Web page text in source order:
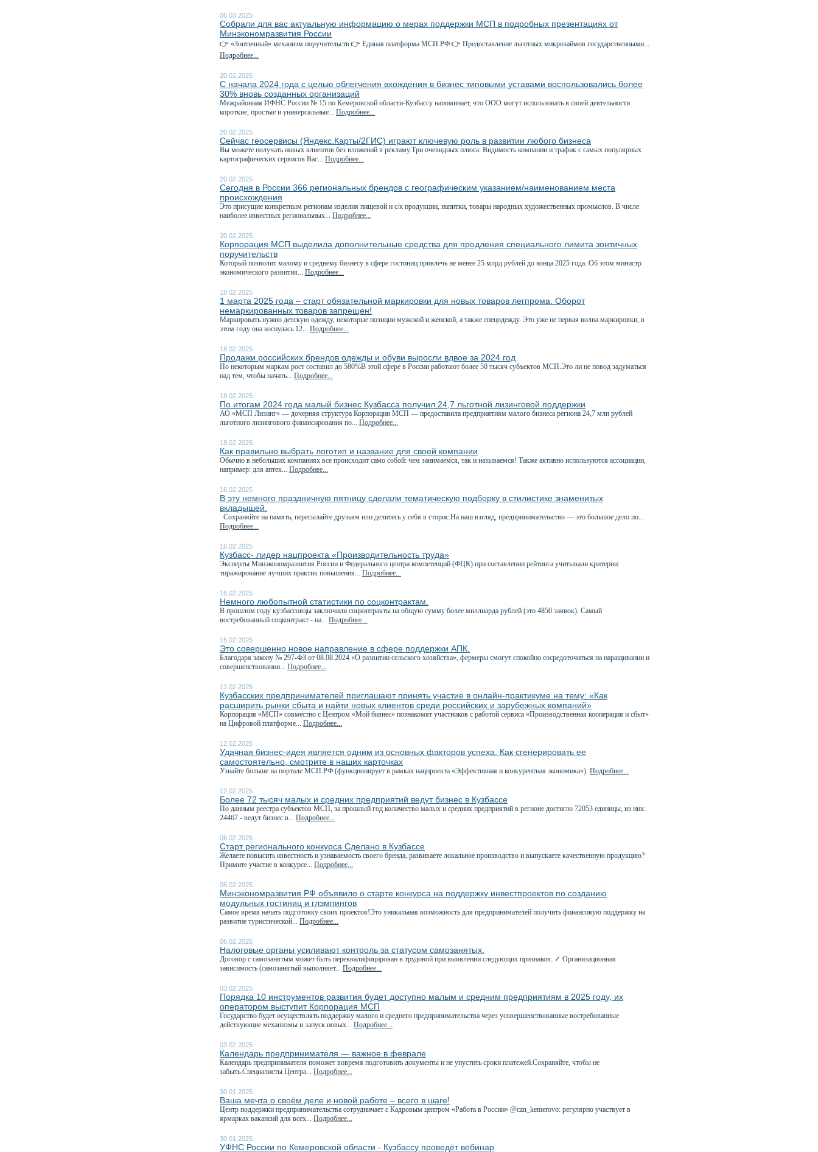
06.03.2025
Собрали для вас актуальную информацию о мерах поддержки МСП в подробных презентациях от
Минэкономразвития России
👉 «Зонтичный» механизм поручительств 👉 Единая платформа МСП.РФ 👉 Предоставление льготных микрозаймов государственными...
Подробнее...
20.02.2025
С начала 2024 года с целью облегчения вхождения в бизнес типовыми уставами воспользовались более
30% вновь созданных организаций
Межрайонная ИФНС России № 15 по Кемеровской области-Кузбассу напоминает, что ООО могут использовать в своей деятельности
короткие, простые и универсальные... Подробнее...
20.02.2025
Сейчас геосервисы (Яндекс.Карты/2ГИС) играют ключевую роль в развитии любого бизнеса
Вы можете получать новых клиентов без вложений в рекламу.Три очевидных плюса: Видимость компании и трафик с самых популярных
картографических сервисов Вас... Подробнее...
20.02.2025
Сегодня в России 366 региональных брендов с географическим указанием/наименованием места
происхождения
Это присущие конкретным регионам изделия пищевой и с/х продукции, напитки, товары народных художественных промыслов. В числе
наиболее известных региональных... Подробнее...
20.02.2025
Корпорация МСП выделила дополнительные средства для продления специального лимита зонтичных
поручительств
Который позволит малому и среднему бизнесу в сфере гостиниц привлечь не менее 25 млрд рублей до конца 2025 года. Об этом министр
экономического развития... Подробнее...
18.02.2025
1 марта 2025 года – старт обязательной маркировки для новых товаров легпрома. Оборот
немаркированных товаров запрещен!
Маркировать нужно детскую одежду, некоторые позиции мужской и женской, а также спецодежду. Это уже не первая волна маркировки, в
этом году она коснулась 12... Подробнее...
18.02.2025
Продажи российских брендов одежды и обуви выросли вдвое за 2024 год
По некоторым маркам рост составил до 580%В этой сфере в России работают более 50 тысяч субъектов МСП.Это ли не повод задуматься
над тем, чтобы начать... Подробнее...
18.02.2025
По итогам 2024 года малый бизнес Кузбасса получил 24,7 льготной лизинговой поддержки
АО «МСП Лизинг» — дочерняя структура Корпорации МСП — предоставила предприятиям малого бизнеса региона 24,7 млн рублей
льготного лизингового финансирования по... Подробнее...
18.02.2025
Как правильно выбрать логотип и название для своей компании
Обычно в небольших компаниях все происходит само собой: чем занимаемся, так и называемся! Также активно используются ассоциации,
например: для аптек... Подробнее...
16.02.2025
В эту немного праздничную пятницу сделали тематическую подборку в стилистике знаменитых
вкладышей.
Сохраняйте на память, пересылайте друзьям или делитесь у себя в сторис.На наш взгляд, предпринимательство — это большое дело по...
Подробнее...
16.02.2025
Кузбасс- лидер нацпроекта «Производительность труда»
Эксперты Минэкономразвития России и Федерального центра компетенций (ФЦК) при составлении рейтинга учитывали критерии:
тиражирование лучших практик повышения... Подробнее...
16.02.2025
Немного любопытной статистики по соцконтрактам.
В прошлом году кузбассовцы заключили соцконтракты на общую сумму более миллиарда рублей (это 4850 заявок). Самый
востребованный соцконтракт - на... Подробнее...
16.02.2025
Это совершенно новое направление в сфере поддержки АПК.
Благодаря закону № 297-ФЗ от 08.08.2024 «О развитии сельского хозяйства», фермеры смогут спокойно сосредоточиться на наращивании и
совершенствовании... Подробнее...
12.02.2025
Кузбасских предпринимателей приглашают принять участие в онлайн-практикуме на тему: «Как
расширить рынки сбыта и найти новых клиентов среди российских и зарубежных компаний»
Корпорация «МСП» совместно с Центром «Мой бизнес» познакомят участников с работой сервиса «Производственная кооперация и сбыт»
на Цифровой платформе... Подробнее...
12.02.2025
Удачная бизнес-идея является одним из основных факторов успеха. Как сгенерировать ее
самостоятельно, смотрите в наших карточках
Узнайте больше на портале МСП.РФ (функционирует в рамках нацпроекта «Эффективная и конкурентная экономика»). Подробнее...
12.02.2025
Более 72 тысяч малых и средних предприятий ведут бизнес в Кузбассе
По данным реестра субъектов МСП, за прошлый год количество малых и средних предприятий в регионе достигло 72053 единицы, из них:
24467 - ведут бизнес в... Подробнее...
06.02.2025
Старт регионального конкурса Сделано в Кузбассе
Желаете повысить известность и узнаваемость своего бренда, развиваете локальное производство и выпускаете качественную продукцию?
Примите участие в конкурсе... Подробнее...
06.02.2025
Минэкономразвития РФ объявило о старте конкурса на поддержку инвестпроектов по созданию
модульных гостиниц и глэмпингов
Самое время начать подготовку своих проектов!Это уникальная возможность для предпринимателей получить финансовую поддержку на
развитие туристической... Подробнее...
06.02.2025
Налоговые органы усиливают контроль за статусом самозанятых.
Договор с самозанятым может быть переквалифицирован в трудовой при выявлении следующих признаков: ✓ Организационная
зависимость (самозанятый выполняет... Подробнее...
03.02.2025
Порядка 10 инструментов развития будет доступно малым и средним предприятиям в 2025 году, их
оператором выступит Корпорация МСП
Государство будет осуществлять поддержку малого и среднего предпринимательства через усовершенствованные востребованные
действующие механизмы и запуск новых... Подробнее...
03.02.2025
Календарь предпринимателя — важное в феврале
Календарь предпринимателя поможет вовремя подготовить документы и не упустить сроки платежей.Сохраняйте, чтобы не
забыть.Специалисты Центра... Подробнее...
30.01.2025
Ваша мечта о своём деле и новой работе – всего в шаге!
Центр поддержки предпринимательства сотрудничает с Кадровым центром «Работа в России» @czn_kemerovo: регулярно участвует в
ярмарках вакансий для всех... Подробнее...
30.01.2025
УФНС России по Кемеровской области - Кузбассу проведёт вебинар